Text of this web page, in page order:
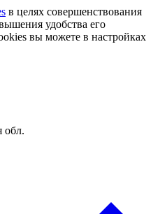
в целях совершенствования
удобства его
вы можете в настройках
обл.